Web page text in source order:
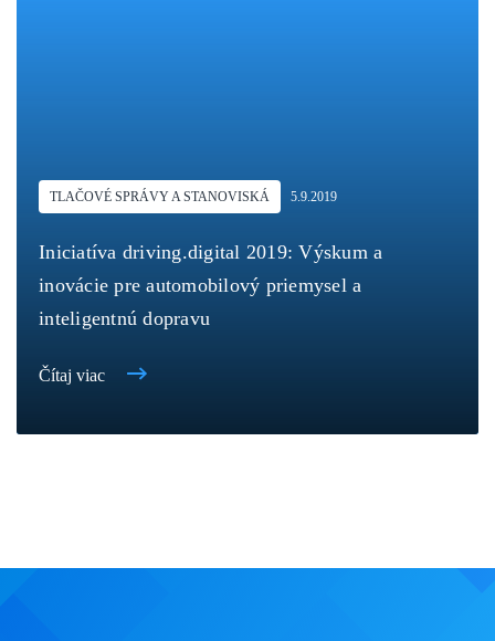
TLAČOVÉ SPRÁVY A STANOVISKÁ 5.9.2019
Iniciatíva driving.digital 2019: Výskum a
inovácie pre automobilový priemysel a
inteligentnú dopravu
Čítaj viac